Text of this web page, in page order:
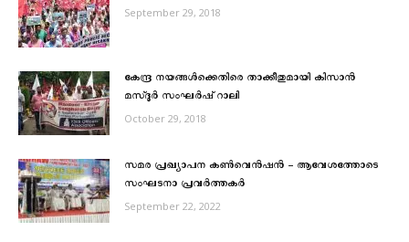
September 29, 2018
കേന്ദ്ര നയങ്ങള്‍ക്കെതിരെ താക്കീതുമായി കിസാന്‍
മസ്ദൂര്‍ സംഘര്‍ഷ് റാലി
October 29, 2018
സമര പ്രഖ്യാപന കൺവെൻഷൻ – ആവേശത്തോടെ
സംഘടനാ പ്രവർത്തകർ
September 22, 2022